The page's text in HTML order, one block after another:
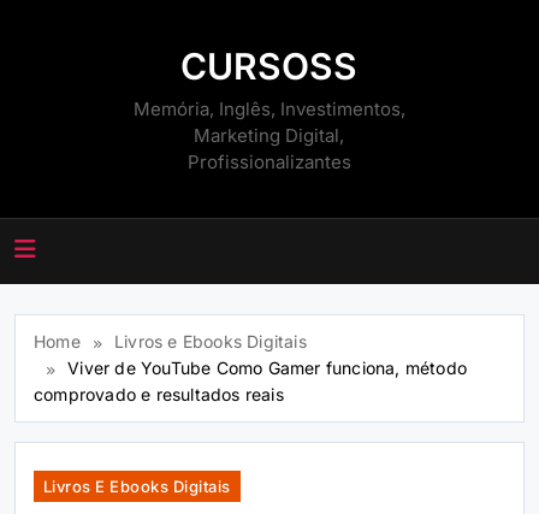
CURSOSS
Memória, Inglês, Investimentos,
Marketing Digital,
Profissionalizantes
Home
Livros e Ebooks Digitais
Viver de YouTube Como Gamer funciona, método
comprovado e resultados reais
Livros E Ebooks Digitais